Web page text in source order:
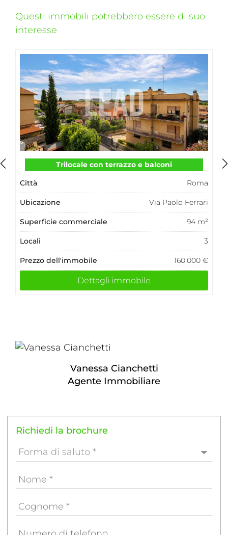
Questi immobili potrebbero essere di suo
interesse
Pied a terre nel cuore di Trastevere
Città
Roma
Ubicazione Vicolo dei Panieri
Superficie commerciale 19 m²
Locali 1
Prezzo dell'immobile 225.000 €
Dettagli immobile
Vanessa Cianchetti
Agente Immobiliare
Richiedi la brochure